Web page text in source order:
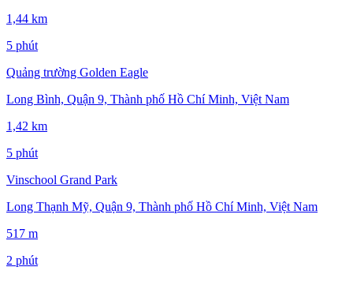
1,44 km
5 phút
Quảng trường Golden Eagle
Long Bình, Quận 9, Thành phố Hồ Chí Minh, Việt Nam
1,42 km
5 phút
Vinschool Grand Park
Long Thạnh Mỹ, Quận 9, Thành phố Hồ Chí Minh, Việt Nam
517 m
2 phút